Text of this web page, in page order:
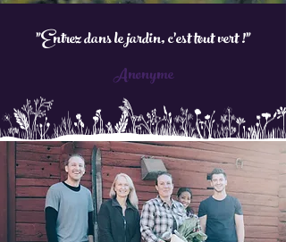
"Entrez dans le jardin, c'est tout vert !"
Anonyme